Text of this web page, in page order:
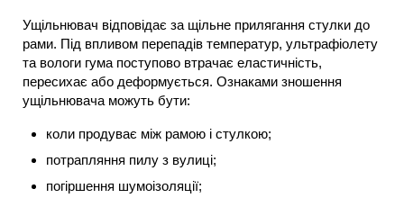
Ущільнювач відповідає за щільне прилягання стулки до
рами. Під впливом перепадів температур, ультрафіолету
та вологи гума поступово втрачає еластичність,
пересихає або деформується. Ознаками зношення
ущільнювача можуть бути:
коли продуває між рамою і стулкою;
потрапляння пилу з вулиці;
погіршення шумоізоляції;